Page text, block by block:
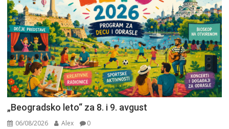
„Beogradsko leto“ za 8. i 9. avgust
06/08/2026 Alex 0